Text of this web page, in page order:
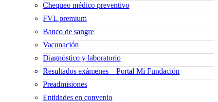
Chequeo médico preventivo
FVL premium
Banco de sangre
Vacunación
Diagnóstico y laboratorio
Resultados exámenes – Portal Mi Fundación
Preadmisiones
Entidades en convenio